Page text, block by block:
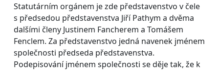
Statutárním orgánem je zde představenstvo v čele
s předsedou představenstva Jiří Pathym a dvěma
dalšími členy Justinem Fancherem a Tomášem
Fenclem. Za představenstvo jedná navenek jménem
společnosti předseda představenstva.
Podepisování jménem společnosti se děje tak, že k